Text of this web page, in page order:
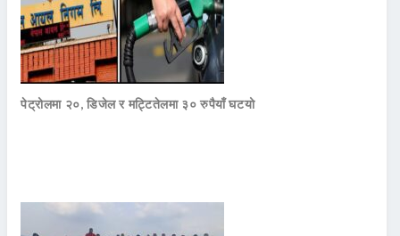
पेट्रोलमा २०, डिजेल र मट्टितेलमा ३० रुपैयाँ घटयो